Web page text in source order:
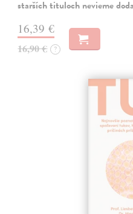
starších tituloch nevieme
16,39 €
16,90 € ?